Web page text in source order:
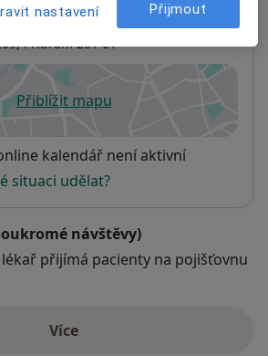
Příbram, a.s.
Příbram261 01
Přiblížit mapuse otevře v nové záložce
kalendář není aktivní
situaci udělat?
návštěvy)
přijímá pacienty na pojišťovnu
Víceo adrese
nastavení Přijmout